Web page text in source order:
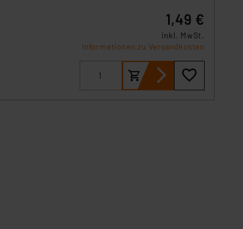
1,49 €
inkl. MwSt.
Informationen zu Versandkosten